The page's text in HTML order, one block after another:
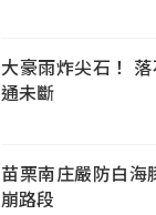
大豪雨炸尖石！
通未斷
苗栗南庄嚴防白海
崩路段